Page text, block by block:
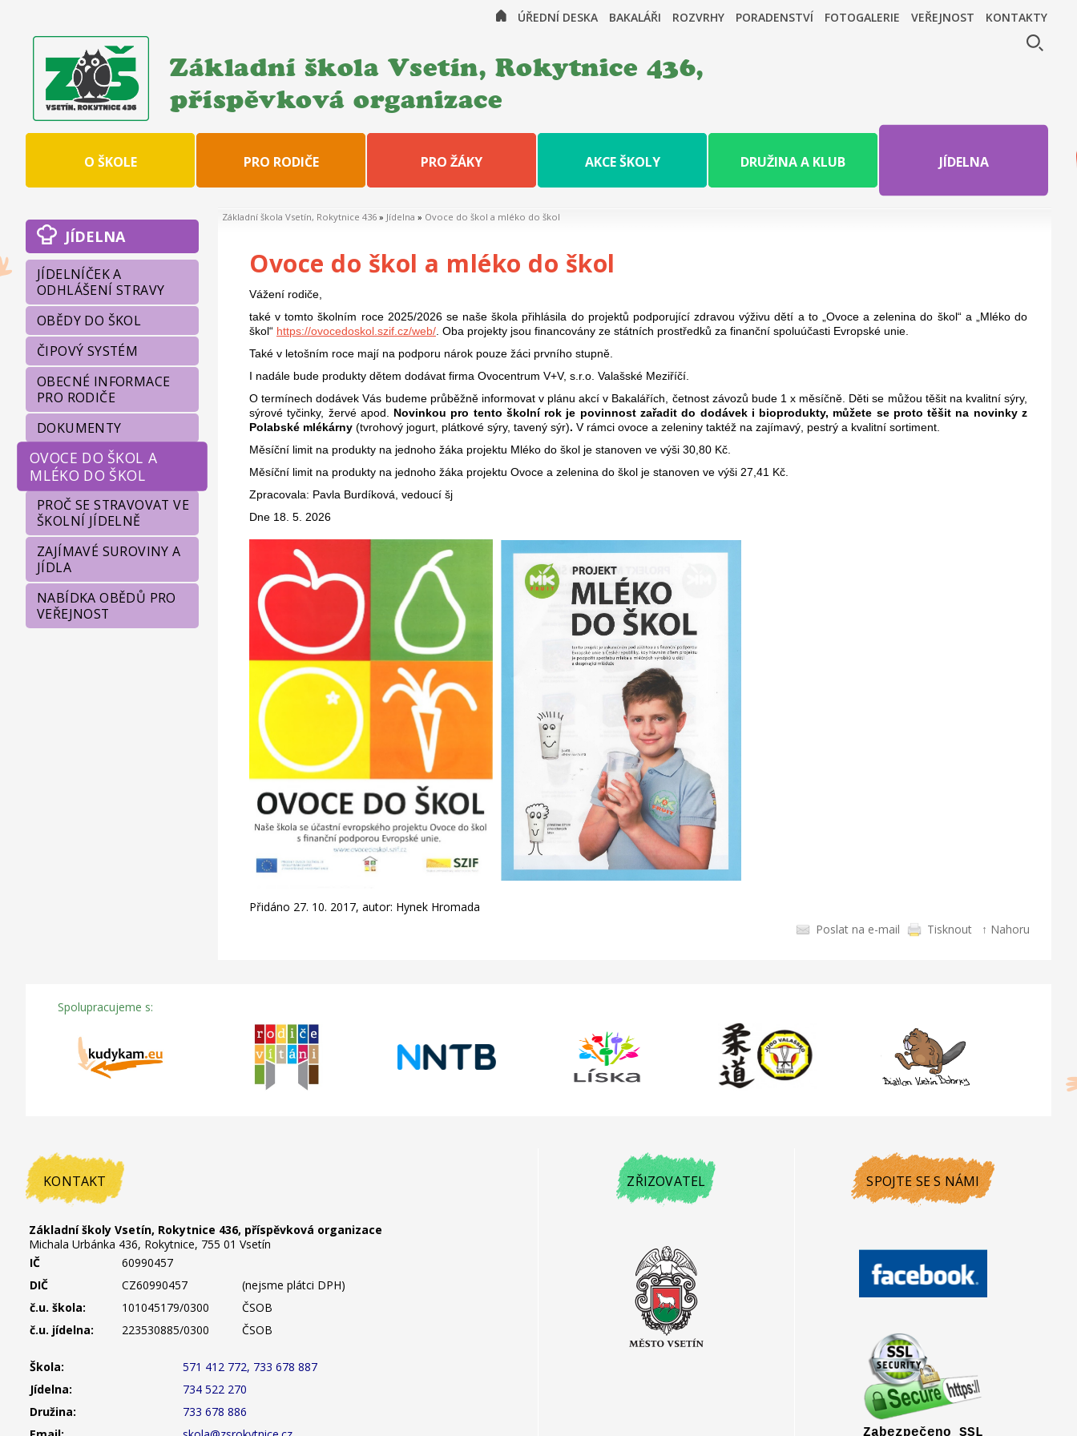
ÚŘEDNÍ DESKA BAKALÁŘI ROZVRHY PORADENSTVÍ FOTOGALERIE VEŘEJNOST KONTAKTY
Základní škola Vsetín, Rokytnice 436,
příspěvková organizace
O ŠKOLE PRO RODIČE PRO ŽÁKY AKCE ŠKOLY DRUŽINA A KLUB JÍDELNA
Základní škola Vsetín, Rokytnice 436 » Jídelna » Ovoce do škol a mléko do škol
Ovoce do škol a mléko do škol
Vážení rodiče,
také v tomto školním roce 2025/2026 se naše škola přihlásila do projektů podporující zdravou výživu dětí a to „Ovoce a zelenina do škol“ a „Mléko do
škol“ https://ovocedoskol.szif.cz/web/ . Oba projekty jsou financovány ze státních prostředků za finanční spoluúčasti Evropské unie.
Také v letošním roce mají na podporu nárok pouze žáci prvního stupně.
I nadále bude produkty dětem dodávat firma Ovocentrum V+V, s.r.o. Valašské Meziříčí.
O termínech dodávek Vás budeme průběžně informovat v plánu akcí v Bakalářích, četnost závozů bude 1 x měsíčně. Děti se můžou těšit na kvalitní sýry,
sýrové tyčinky, žervé apod. Novinkou pro tento školní rok je povinnost zařadit do dodávek i bioprodukty, můžete se proto těšit na novinky z
Polabské mlékárny (tvrohový jogurt, plátkové sýry, tavený sýr). V rámci ovoce a zeleniny taktéž na zajímavý, pestrý a kvalitní sortiment.
Měsíční limit na produkty na jednoho žáka projektu Mléko do škol je stanoven ve výši 30,80 Kč.
Měsíční limit na produkty na jednoho žáka projektu Ovoce a zelenina do škol je stanoven ve výši 27,41 Kč.
Zpracovala: Pavla Burdíková, vedoucí šj
Dne 18. 5. 2026
Přidáno 27. 10. 2017, autor: Hynek Hromada
Poslat na e-mail
Tisknout ↑ Nahoru
JÍDELNA
JÍDELNÍČEK A
ODHLÁŠENÍ STRAVY
OBĚDY DO ŠKOL
ČIPOVÝ SYSTÉM
OBECNÉ INFORMACE
PRO RODIČE
DOKUMENTY
OVOCE DO ŠKOL A
MLÉKO DO ŠKOL
PROČ SE STRAVOVAT VE
ŠKOLNÍ JÍDELNĚ
ZAJÍMAVÉ SUROVINY A
JÍDLA
NABÍDKA OBĚDŮ PRO
VEŘEJNOST
Spolupracujeme s:
KONTAKT
Základní školy Vsetín, Rokytnice 436, příspěvková organizace
Michala Urbánka 436, Rokytnice, 755 01 Vsetín
IČ
60990457
DIČ
CZ60990457
(nejsme plátci DPH)
č.u. škola:
101045179/0300
ČSOB
č.u. jídelna:
223530885/0300 ČSOB
Škola:
571 412 772, 733 678 887
Jídelna:
734 522 270
Družina:
733 678 886
ZŘIZOVATEL SPOJTE SE S NÁMI
Zabezpečeno SSL